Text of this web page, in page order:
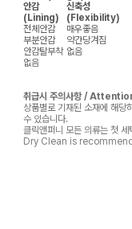
안감
(Lining)
신축성
(Flexibility)
전체안감
매우좋음
부분안감
약간당겨짐
안감탈부착 없음
없음
취급시 주의사항 /
상품별로 기재된 소재에 해당
수 있습니다.
클릭앤퍼니 모든 의류는 첫
Dry Clean is